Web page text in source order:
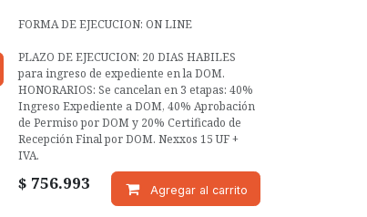
FORMA DE EJECUCION: ON LINE
PLAZO DE EJECUCION: 20 DIAS HABILES
para ingreso de expediente en la DOM.
HONORARIOS: Se cancelan en 3 etapas: 40%
Ingreso Expediente a DOM, 40% Aprobación
de Permiso por DOM y 20% Certificado de
Recepción Final por DOM. Nexxos 15 UF +
IVA.
$ 756.993 Agregar al carrito